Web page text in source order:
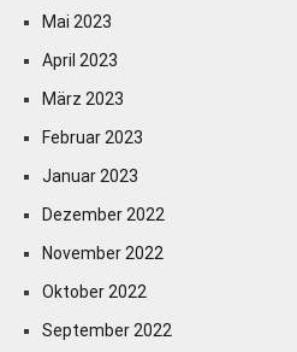
Mai 2023
April 2023
März 2023
Februar 2023
Januar 2023
Dezember 2022
November 2022
Oktober 2022
September 2022